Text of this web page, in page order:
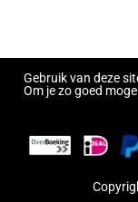
Al Hirt
Al-Odeh, Simon
Alain Silvestri
6
7
43497
43526
Gebruik van deze
Om je zo goed